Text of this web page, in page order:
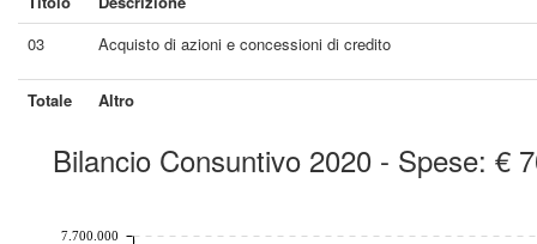
03
Acquisto di azioni e concessioni di credito
Totale Altro
Bilancio Consuntivo 2020 - Spese: €
7.700.000